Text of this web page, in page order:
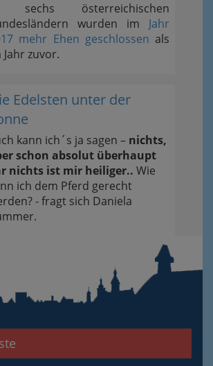
sechs österreichischen
wurden im Jahr
mehr Ehen geschlossen als
Jahr zuvor.
Edelsten unter der
kann ich´s ja sagen – nichts,
schon absolut überhaupt
nichts ist mir heiliger.. Wie
ich dem Pferd gerecht
- fragt sich Daniela